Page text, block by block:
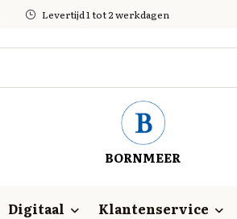
Levertijd 1 tot 2 werkdagen
BORNMEER
Digitaal Klantenservice